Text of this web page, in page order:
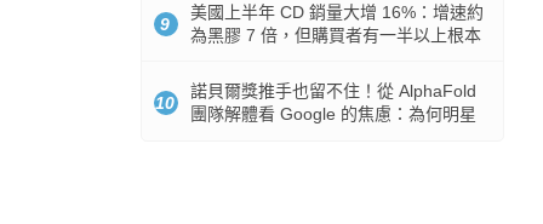
9
美國上半年 CD 銷量大增 16%：增速約
為黑膠 7 倍，但購買者有一半以上根本
10
諾貝爾獎推手也留不住！從 AlphaFold
團隊解體看 Google 的焦慮：為何明星